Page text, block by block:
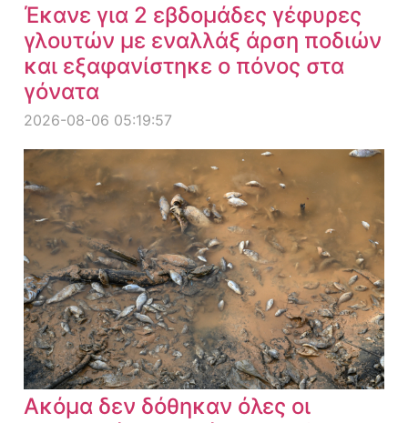
Έκανε για 2 εβδομάδες γέφυρες
γλουτών με εναλλάξ άρση ποδιών
και εξαφανίστηκε ο πόνος στα
γόνατα
2026-08-06 05:19:57
Ακόμα δεν δόθηκαν όλες οι